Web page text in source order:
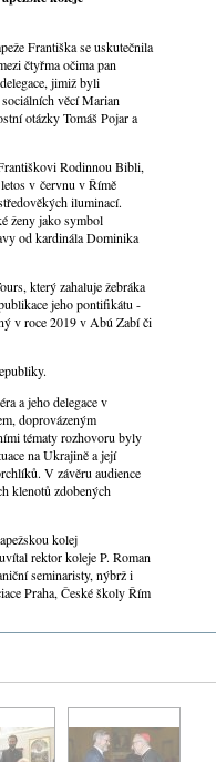
Františka se uskutečnila
čtyřma očima pan
jimiž byli
věcí Marian
otázky Tomáš Pojar a
Rodinnou Bibli,
v červnu v Římě
iluminací.
ženy jako symbol
od kardinála Dominika
který zahaluje žebráka
jeho pontifikátu -
v roce 2019 v Abú Zabí či
a jeho delegace v
doprovázeným
tématy rozhovoru byly
na Ukrajině a její
V závěru audience
klenotů zdobených
kolej
rektor koleje P. Roman
seminaristy, nýbrž i
Praha, České školy Řím